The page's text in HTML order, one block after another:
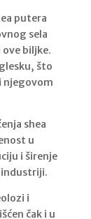
putera
sela
biljke.
što
njegovom
shea
u
i širenje
industriji.
i
čak i u